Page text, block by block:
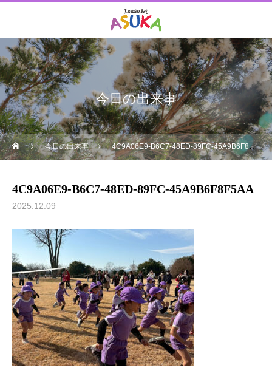
今日の出来事
今日の出来事 4C9A06E9-B6C7-48ED-89FC-45A9B6F8F5AA
4C9A06E9-B6C7-48ED-89FC-45A9B6F8F5AA
2025.12.09